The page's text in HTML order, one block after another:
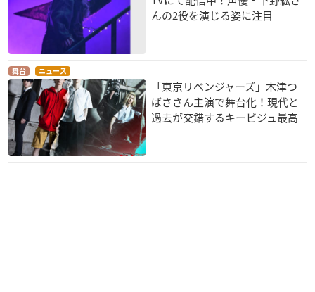
んの2役を演じる姿に注目
舞台 ニュース
「東京リベンジャーズ」木津つ
ばささん主演で舞台化！現代と
過去が交錯するキービジュ最高